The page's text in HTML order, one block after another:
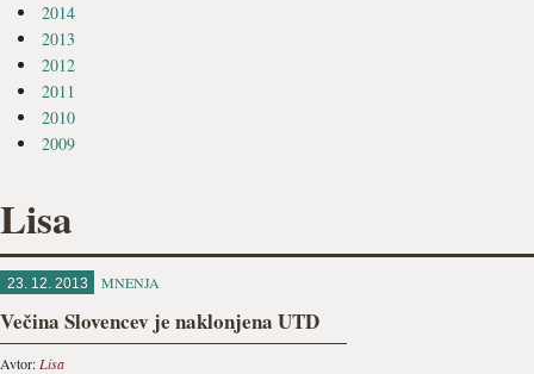
2014
2013
2012
2011
2010
2009
Lisa
23. 12. 2013 MNENJA
Večina Slovencev je naklonjena UTD
Avtor: Lisa